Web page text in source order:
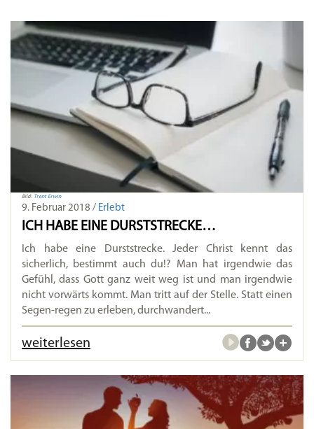
Bild: Trent Erwin
9. Februar 2018 / Erlebt
ICH HABE EINE DURSTSTRECKE…
Ich habe eine Durststrecke. Jeder Christ kennt das
sicherlich, bestimmt auch du!? Man hat irgendwie das
Gefühl, dass Gott ganz weit weg ist und man irgendwie
nicht vorwärts kommt. Man tritt auf der Stelle. Statt einen
Segen-regen zu erleben, durchwandert...
weiterlesen